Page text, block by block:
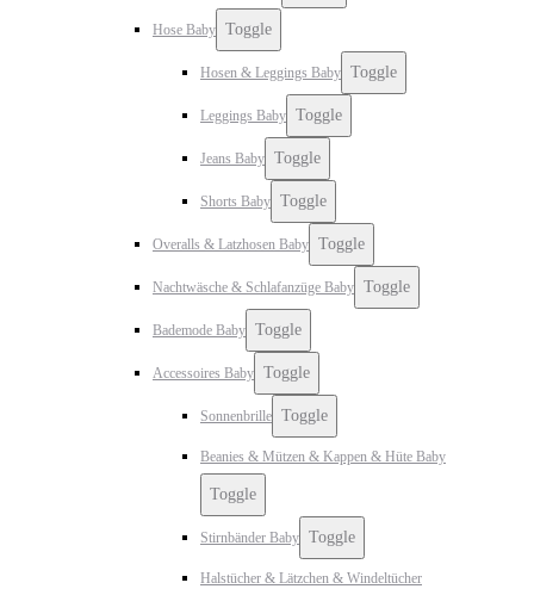
Hose Baby Toggle
Hosen & Leggings Baby Toggle
Leggings Baby Toggle
Jeans Baby Toggle
Shorts Baby Toggle
Overalls & Latzhosen Baby Toggle
Nachtwäsche & Schlafanzüge Baby Toggle
Bademode Baby Toggle
Accessoires Baby Toggle
Sonnenbrille Toggle
Beanies & Mützen & Kappen & Hüte Baby
Toggle
Stirnbänder Baby Toggle
Halstücher & Lätzchen & Windeltücher